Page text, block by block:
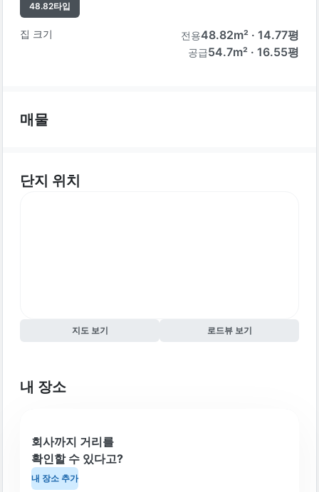
48.82타입
집 크기 전용48.82m² · 14.77평
공급54.7m² · 16.55평
매물
단지 위치
지도 보기 로드뷰 보기
내 장소
회사까지 거리를
확인할 수 있다고?
내 장소 추가